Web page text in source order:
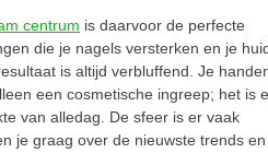
centrum is daarvoor de perfecte
die je nagels versterken en je
is altijd verbluffend. Je
een cosmetische ingreep; het is
van alledag. De sfeer is er vaak
je graag over de nieuwste trends